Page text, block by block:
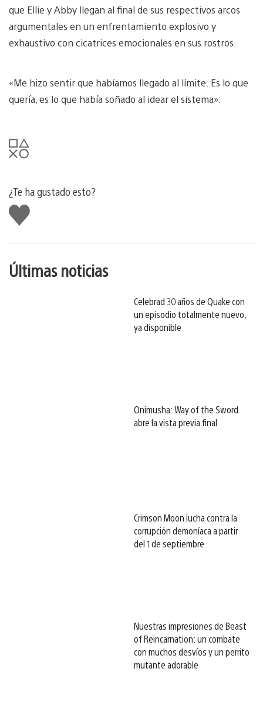
que Ellie y Abby llegan al final de sus respectivos arcos
argumentales en un enfrentamiento explosivo y
exhaustivo con cicatrices emocionales en sus rostros.
«Me hizo sentir que habíamos llegado al límite. Es lo que
quería, es lo que había soñado al idear el sistema».
¿Te ha gustado esto?
Me
gusta
esto
Últimas noticias
Celebrad 30 años de Quake con
un episodio totalmente nuevo,
ya disponible
Onimusha: Way of the Sword
abre la vista previa final
Crimson Moon lucha contra la
corrupción demoníaca a partir
del 1 de septiembre
Nuestras impresiones de Beast
of Reincarnation: un combate
con muchos desvíos y un perrito
mutante adorable